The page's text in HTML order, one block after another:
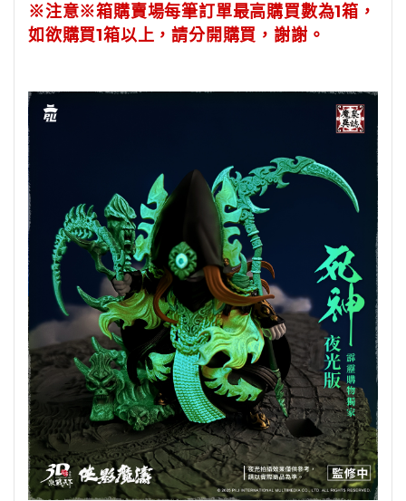
※注意※箱購賣場每筆訂單最高購買數為1箱，
如欲購買1箱以上，請分開購買，謝謝。